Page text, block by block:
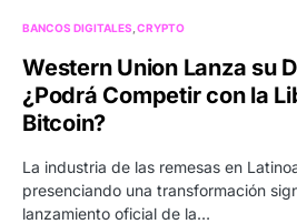
BANCOS DIGITALES CRYPTO
Western Union Lanza su
¿Podrá Competir con la
Bitcoin?
La industria de las remesas en
presenciando una transformación
lanzamiento oficial de la…